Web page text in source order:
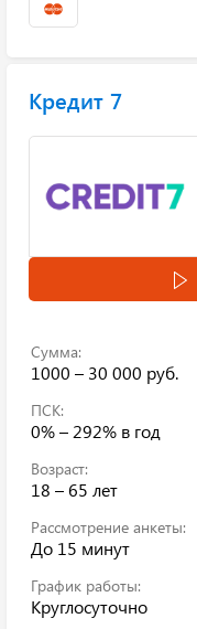
Кредит 7
Сумма:
1000 – 30 000 руб.
ПСК:
0% – 292% в год
Возраст:
18 – 65 лет
Рассмотрение анкеты:
До 15 минут
График работы:
Круглосуточно